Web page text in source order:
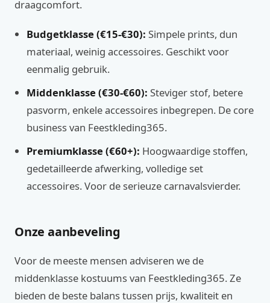
draagcomfort.
Budgetklasse (€15-€30): Simpele prints, dun
materiaal, weinig accessoires. Geschikt voor
eenmalig gebruik.
Middenklasse (€30-€60): Steviger stof, betere
pasvorm, enkele accessoires inbegrepen. De core
business van Feestkleding365.
Premiumklasse (€60+): Hoogwaardige stoffen,
gedetailleerde afwerking, volledige set
accessoires. Voor de serieuze carnavalsvierder.
Onze aanbeveling
Voor de meeste mensen adviseren we de
middenklasse kostuums van Feestkleding365. Ze
bieden de beste balans tussen prijs, kwaliteit en